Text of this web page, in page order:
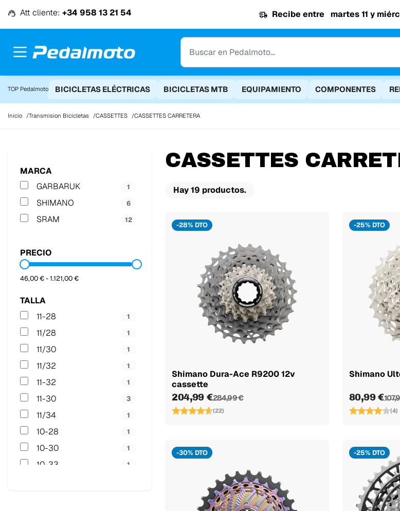
Att cliente: +34 958 13 21 54 Recibe entre martes 11 y
TOP Pedalmoto BICICLETAS ELÉCTRICAS BICICLETAS MTB EQUIPAMIENTO COMPONENTES
Inicio Transmision Bicicletas CASSETTES CASSETTES CARRETERA
MARCA
GARBARUK
1
SHIMANO 6
SRAM 12
PRECIO
46,00 € - 1.121,00 €
TALLA
11-28
1
11/28 1
11/30 1
11/32 1
11-32 1
11-30 3
11/34 1
10-28 1
10-30 1
10-33 1
CASSETTES
Hay 19 productos.
-28% DTO
Shimano Dura-Ace R9200 12v
cassette
204,99 €284,99 €
(22)
-25% DTO
Shimano
80,99 €
(4)
-30% DTO -25% DTO